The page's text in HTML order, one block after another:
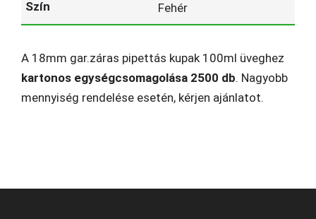
Fehér
A 18mm gar.záras pipettás kupak 100ml üveghez
kartonos egységcsomagolása 2500 db. Nagyobb
mennyiség rendelése esetén, kérjen ajánlatot.